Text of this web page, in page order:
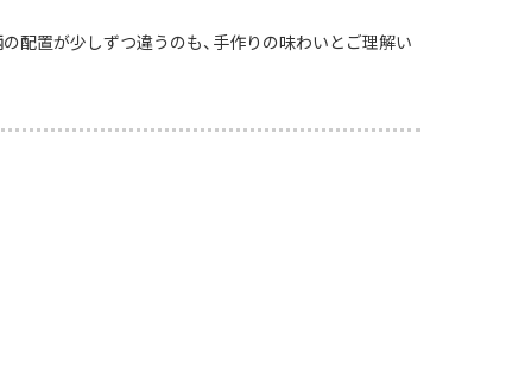
配置が少しずつ違うのも、手作りの味わいとご理解い